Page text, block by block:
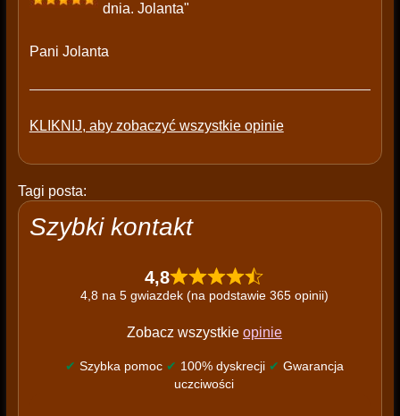
dnia. Jolanta"
Pani Jolanta
KLIKNIJ, aby zobaczyć wszystkie opinie
Tagi posta:
Szybki kontakt
4,8
4,8 na 5 gwiazdek (na podstawie 365 opinii)
Zobacz wszystkie opinie
✔ Szybka pomoc ✔ 100% dyskrecji ✔ Gwarancja
uczciwości